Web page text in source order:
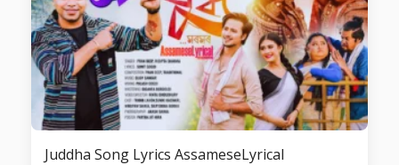
Juddha Song Lyrics AssameseLyrical